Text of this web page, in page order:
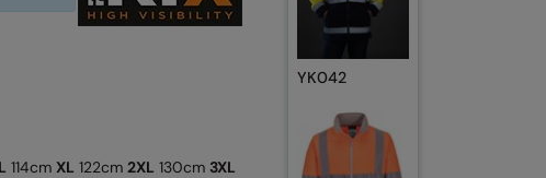
L 114cm XL 122cm 2XL 130cm 3XL
YK042